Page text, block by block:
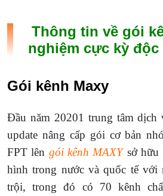
Thông tin về gói
nghiệm cực kỳ độc
Gói kênh Maxy
Đầu năm 20201 trung tâm dịch
update nâng cấp gói cơ bản
FPT lên gói kênh MAXYsở hữu
hình trong nước và quốc tế với
trội, trong đó có 70 kênh